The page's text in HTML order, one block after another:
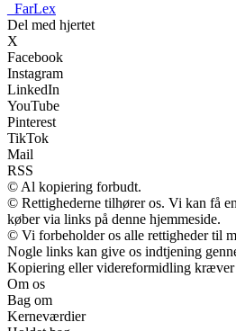
FarLex
Del med hjertet
X
Facebook
Instagram
LinkedIn
YouTube
Pinterest
TikTok
Mail
RSS
© Al kopiering forbudt.
© Rettighederne tilhører os. Vi kan få
køber via links på denne hjemmeside.
© Vi forbeholder os alle rettigheder til
Nogle links kan give os indtjening
Kopiering eller videreformidling kræver
Om os
Bag om
Kerneværdier